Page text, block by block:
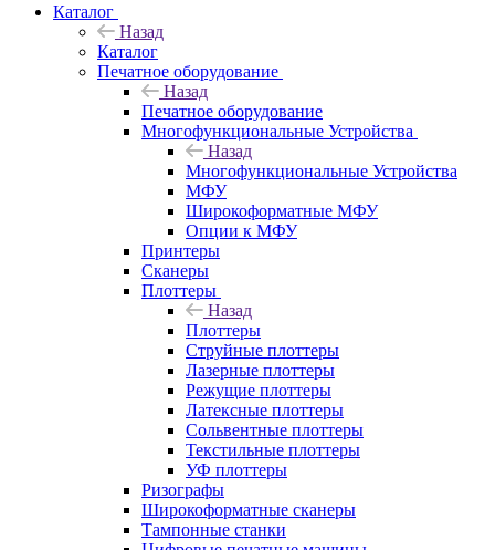
Каталог
Назад
Каталог
Печатное оборудование
Назад
Печатное оборудование
Многофункциональные Устройства
Назад
Многофункциональные Устройства
МФУ
Широкоформатные МФУ
Опции к МФУ
Принтеры
Сканеры
Плоттеры
Назад
Плоттеры
Струйные плоттеры
Лазерные плоттеры
Режущие плоттеры
Латексные плоттеры
Сольвентные плоттеры
Текстильные плоттеры
УФ плоттеры
Ризографы
Широкоформатные сканеры
Тампонные станки